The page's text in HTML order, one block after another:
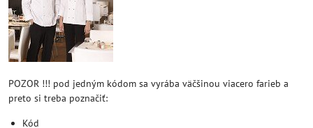
POZOR !!! pod jedným kódom sa vyrába väčšinou viacero farieb a
preto si treba poznačiť:
Kód